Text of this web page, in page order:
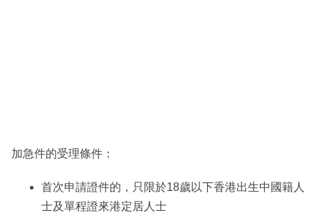
加急件的受理條件：
首次申請證件的，只限於18歲以下香港出生中國籍人
士及單程證來港定居人士